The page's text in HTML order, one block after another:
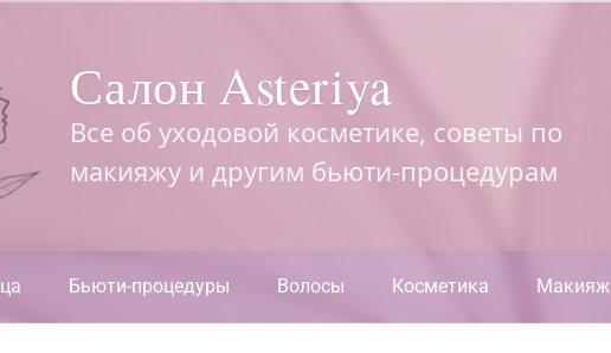
Салон Asteriya
Все об уходовой косметике, советы по
макияжу и другим бьюти-процедурам
Бьюти-процедуры Волосы Косметика Макияж